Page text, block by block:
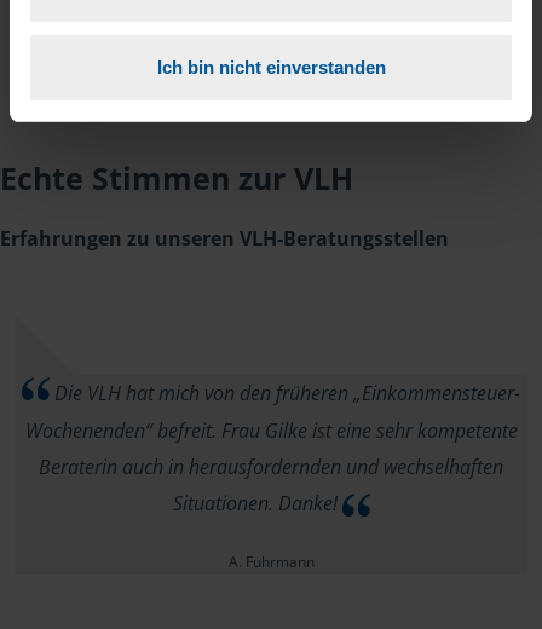
Ich bin nicht einverstanden
Echte Stimmen zur VLH
Erfahrungen zu unseren VLH-Beratungsstellen
Die VLH hat mich von den früheren „Einkommensteuer-
Wochenenden“ befreit. Frau Gilke ist eine sehr kompetente
Beraterin auch in herausfordernden und wechselhaften
Situationen. Danke!
A. Fuhrmann